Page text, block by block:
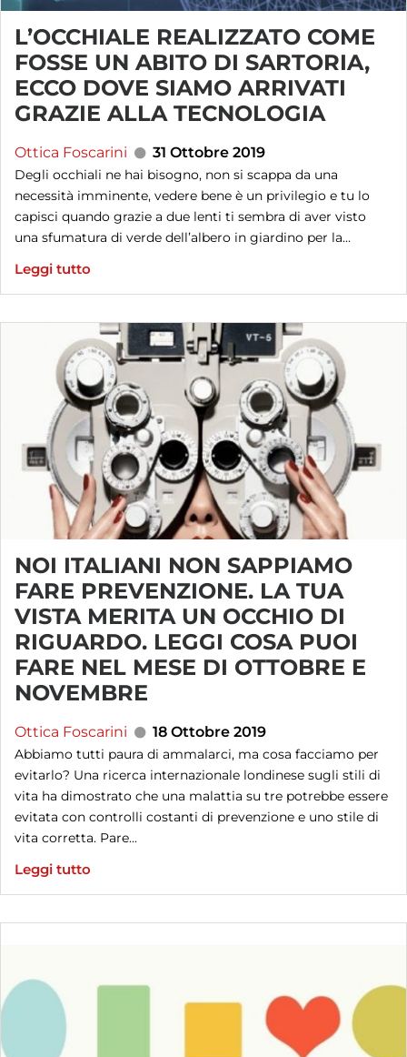
L’OCCHIALE REALIZZATO COME
FOSSE UN ABITO DI SARTORIA,
ECCO DOVE SIAMO ARRIVATI
GRAZIE ALLA TECNOLOGIA
Ottica Foscarini 31 Ottobre 2019
Degli occhiali ne hai bisogno, non si scappa da una
necessità imminente, vedere bene è un privilegio e tu lo
capisci quando grazie a due lenti ti sembra di aver visto
una sfumatura di verde dell’albero in giardino per la...
Leggi tutto
NOI ITALIANI NON SAPPIAMO
FARE PREVENZIONE. LA TUA
VISTA MERITA UN OCCHIO DI
RIGUARDO. LEGGI COSA PUOI
FARE NEL MESE DI OTTOBRE E
NOVEMBRE
Ottica Foscarini 18 Ottobre 2019
Abbiamo tutti paura di ammalarci, ma cosa facciamo per
evitarlo? Una ricerca internazionale londinese sugli stili di
vita ha dimostrato che una malattia su tre potrebbe essere
evitata con controlli costanti di prevenzione e uno stile di
vita corretta. Pare...
Leggi tutto